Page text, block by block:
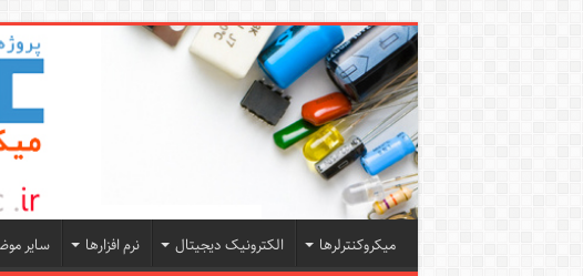
میکروکنترلرها الکترونیک دیجیتال نرم افزارها سایر